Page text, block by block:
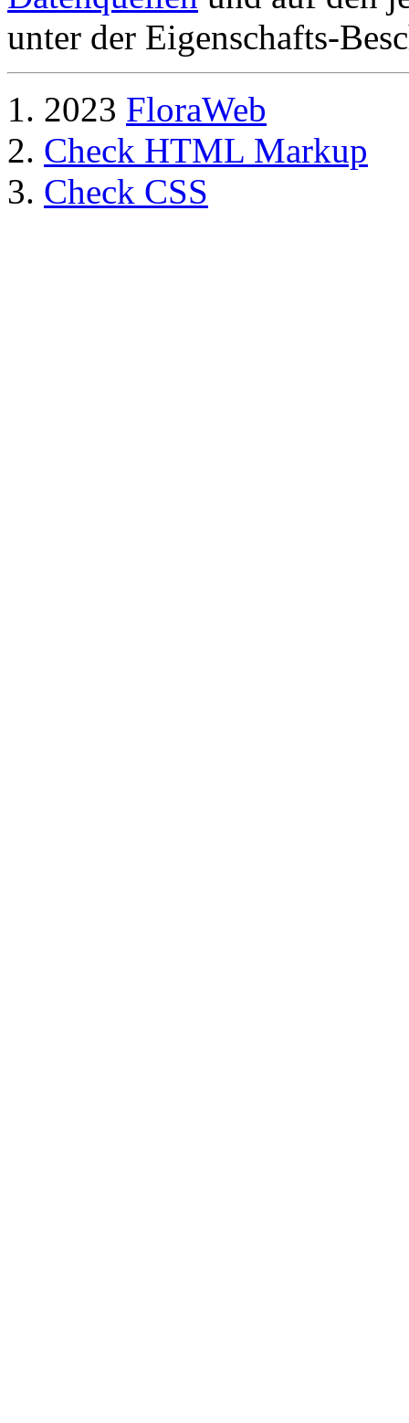
unter der Eigenschafts-
2023 FloraWeb
Check HTML Markup
Check CSS